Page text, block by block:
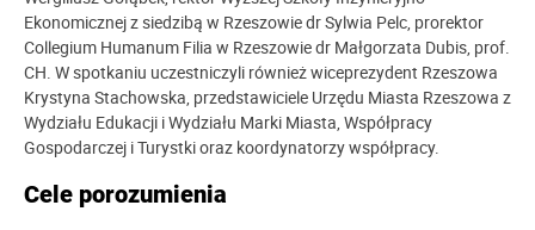
Ekonomicznej z siedzibą w Rzeszowie dr Sylwia Pelc, prorektor
Collegium Humanum Filia w Rzeszowie dr Małgorzata Dubis, prof.
CH. W spotkaniu uczestniczyli również wiceprezydent Rzeszowa
Krystyna Stachowska, przedstawiciele Urzędu Miasta Rzeszowa z
Wydziału Edukacji i Wydziału Marki Miasta, Współpracy
Gospodarczej i Turystki oraz koordynatorzy współpracy.
Cele porozumienia